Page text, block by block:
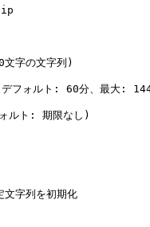
ip
字の文字列)
ォルト: 60分、最大:
ト: 期限なし)
列を初期化